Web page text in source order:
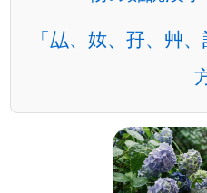
「厸、奻、孖、艸